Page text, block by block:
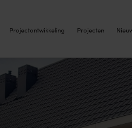
Projectontwikkeling Projecten